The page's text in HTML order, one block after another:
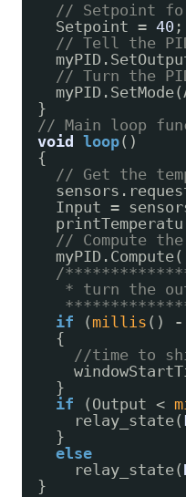
// Setpoint for
Setpoint = 40 ;
// Tell the
// Turn the
}
// Main loop
void
loop()
{
// Get the
Input =
// Compute the
/
* turn the
if
( millis () -
{
//time to
}
if
(Output <
relay_state(
}
else
relay_state(
}